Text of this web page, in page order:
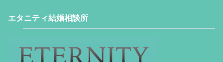
エタニティ結婚相談所